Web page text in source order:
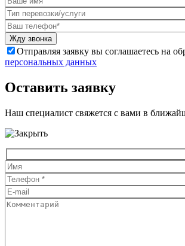
Отправляя заявку вы соглашаетесь на
персональных данных
Оставить заявку
Наш специалист свяжется с вами в